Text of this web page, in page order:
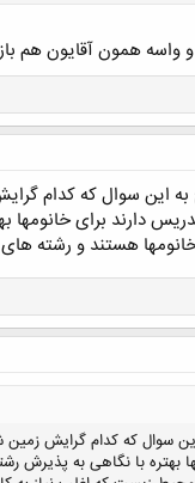
واسه همون آقایون هم
سوال که کدام گرایش
دارند برای خانومها
هستند و رشته
که کدام گرایش زمین
بهتره با نگاهی به پذیرش